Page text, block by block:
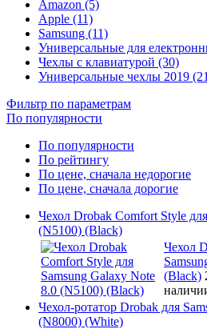
Amazon (5)
Apple (11)
Samsung (11)
Универсальные для
Чехлы с клавиатурой (30)
Универсальные чехлы 2019
Фильтр по параметрам
По популярности
По популярности
По рейтингу
По цене, сначала недорогие
По цене, сначала дорогие
Чехол Drobak Comfort Style
(N5100) (Black)
Чехол
(Black)
Чехол-ротатор Drobak для
(N8000) (White)